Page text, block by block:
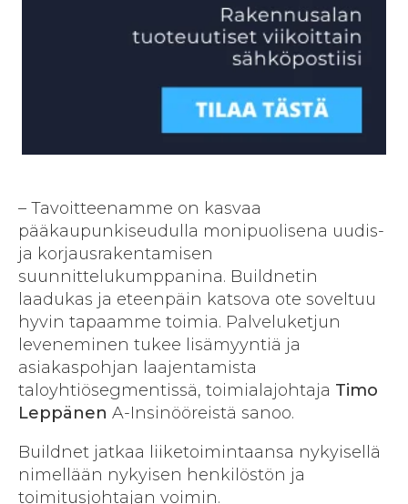
– Tavoitteenamme on kasvaa
pääkaupunkiseudulla monipuolisena uudis-
ja korjausrakentamisen
suunnittelukumppanina. Buildnetin
laadukas ja eteenpäin katsova ote soveltuu
hyvin tapaamme toimia. Palveluketjun
leveneminen tukee lisämyyntiä ja
asiakaspohjan laajentamista
taloyhtiösegmentissä, toimialajohtaja Timo
Leppänen A-Insinööreistä sanoo.
Buildnet jatkaa liiketoimintaansa nykyisellä
nimellään nykyisen henkilöstön ja
toimitusjohtajan voimin.